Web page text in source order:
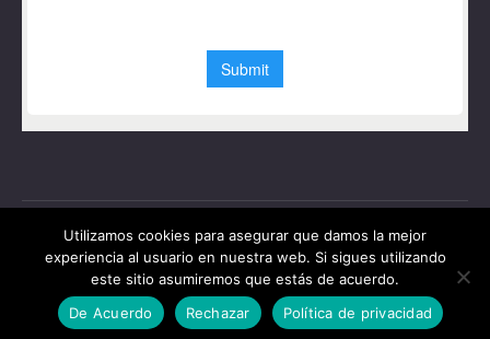
© Foro de la Economía del Agua - 2020. All rights reserved.
© Diseño web Granada 2020
Utilizamos cookies para asegurar que damos la mejor
experiencia al usuario en nuestra web. Si sigues utilizando
este sitio asumiremos que estás de acuerdo.
De Acuerdo
Rechazar Política de privacidad